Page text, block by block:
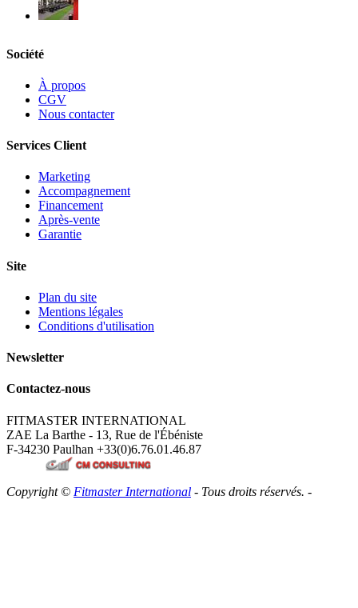
Société
À propos
CGV
Nous contacter
Services Client
Marketing
Accompagnement
Financement
Après-vente
Garantie
Site
Plan du site
Mentions légales
Conditions d'utilisation
Newsletter
Contactez-nous
FITMASTER INTERNATIONAL
ZAE La Barthe - 13, Rue de l'Ébéniste
F-34230 Paulhan +33(0)6.76.01.46.87
Copyright © Fitmaster International - Tous droits réservés. -